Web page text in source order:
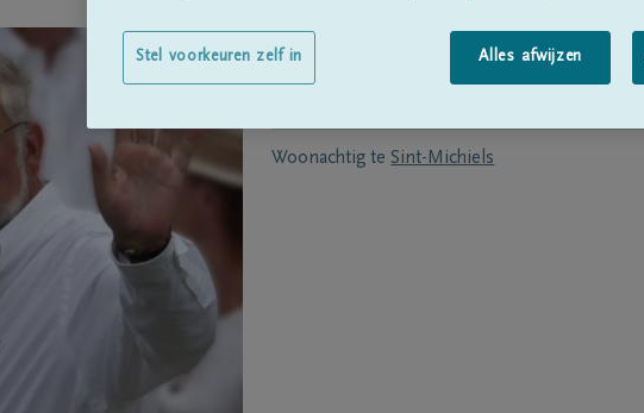
Woonachtig te Sint-Michiels
Alles afwijzen
Stel voorkeuren zelf in